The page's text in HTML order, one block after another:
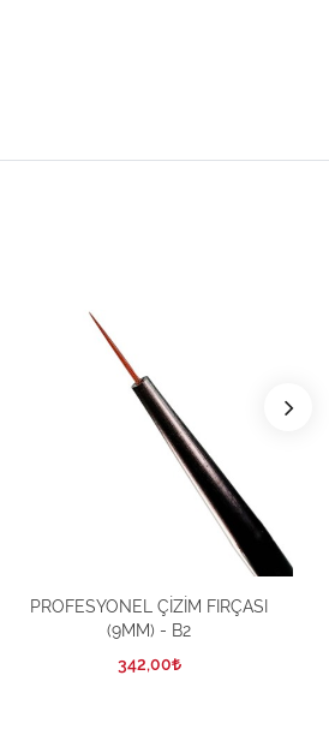
PROFESYONEL ÇİZİM FIRÇASI
(9MM) - B2
342,00